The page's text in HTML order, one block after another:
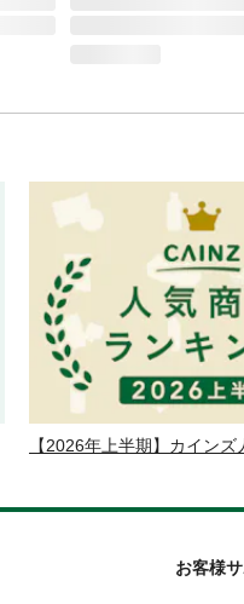
【2026年上半期】カイン
お客様